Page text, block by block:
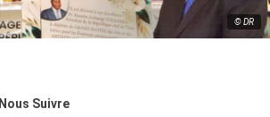
© DR
Nous Suivre